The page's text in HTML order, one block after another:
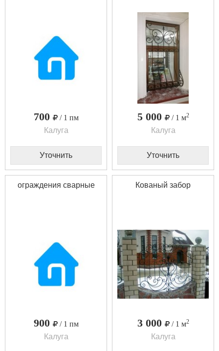
700
/ 1 пм
Калуга
Уточнить
5 000 / 1 м2
Калуга
Уточнить
ограждения сварные
900
/ 1 пм
Калуга
Кованый забор
3 000 / 1 м2
Калуга